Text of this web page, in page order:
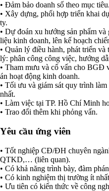
• Đảm bảo doanh số theo mục tiêu.
• Xây dựng, phối hợp triển khai
ty.
• Dự đoán xu hướng sản phẩm
liệu kinh doanh, lên kế hoạch
• Quản lý điều hành, phát triển
lý: phân công công việc, hướng
• Tham mưu và cố vấn cho BGĐ
án hoạt động kinh doanh.
• Tối ưu và giám sát quy trình
nhất.
• Làm việc tại TP. Hồ Chí Minh
• Trao đổi thêm khi phỏng vấn.
Yêu cầu ứng viên
• Tốt nghiệp CĐ/ĐH chuyên
QTKD,… (liên quan).
• Có khả năng trình bày, đàm
• Có kinh nghiệm thị trường ít
• Ưu tiên có kiến thức về công